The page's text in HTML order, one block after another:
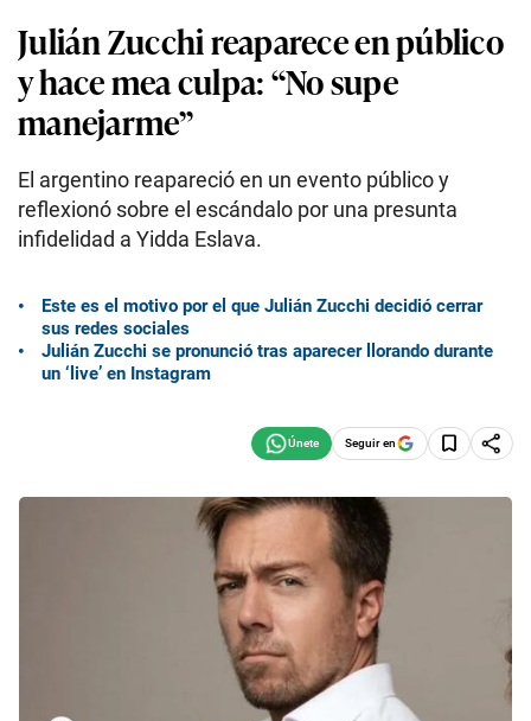
Julián Zucchi reaparece en público
y hace mea culpa: “No supe
manejarme”
El argentino reapareció en un evento público y
reflexionó sobre el escándalo por una presunta
infidelidad a Yidda Eslava.
Este es el motivo por el que Julián Zucchi decidió cerrar
sus redes sociales
Julián Zucchi se pronunció tras aparecer llorando durante
un ‘live’ en Instagram
Seguir en